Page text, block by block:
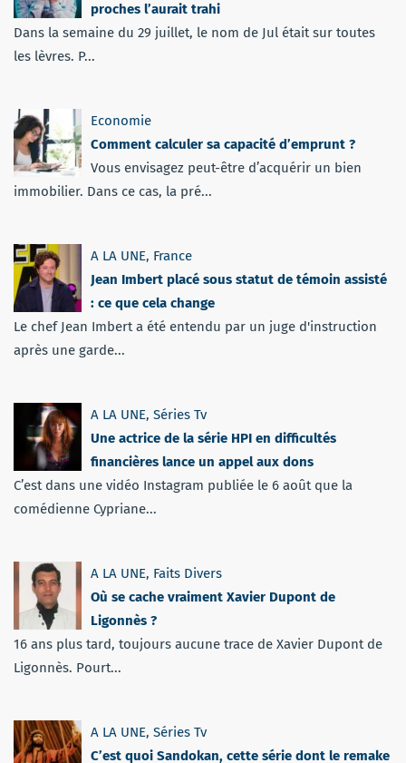
proches l’aurait trahi
Dans la semaine du 29 juillet, le nom de Jul était sur toutes
les lèvres. P...
Economie
Comment calculer sa capacité d’emprunt ?
Vous envisagez peut-être d’acquérir un bien
immobilier. Dans ce cas, la pré...
A LA UNE, France
Jean Imbert placé sous statut de témoin assisté
: ce que cela change
Le chef Jean Imbert a été entendu par un juge d'instruction
après une garde...
A LA UNE, Séries Tv
Une actrice de la série HPI en difficultés
financières lance un appel aux dons
C’est dans une vidéo Instagram publiée le 6 août que la
comédienne Cypriane...
A LA UNE, Faits Divers
Où se cache vraiment Xavier Dupont de
Ligonnès ?
16 ans plus tard, toujours aucune trace de Xavier Dupont de
Ligonnès. Pourt...
A LA UNE, Séries Tv
C’est quoi Sandokan, cette série dont le remake